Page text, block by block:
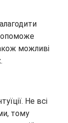
можливі
Не всі
тому